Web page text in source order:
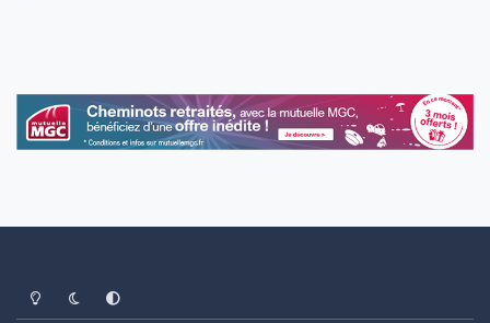
Light ModeDark ModeSystem Preference